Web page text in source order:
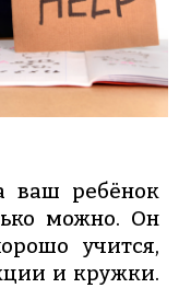
ваш ребёнок
можно. Он
учится,
и кружки.